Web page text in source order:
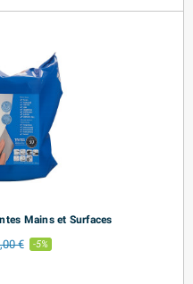
Mains et Surfaces
€ -5%